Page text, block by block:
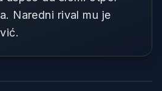
Naredni rival mu je